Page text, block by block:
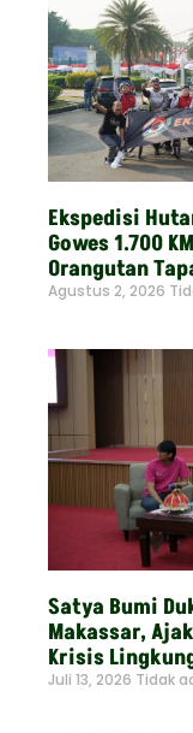
Ekspedisi
Gowes 1.700
Orangutan
Agustus 2, 2026
Satya Bumi
Makassar,
Krisis
Juli 13, 2026 Tidak